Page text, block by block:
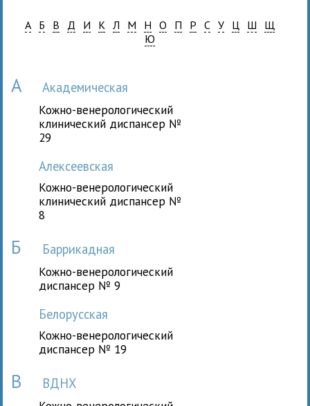
А Б В Д И К Л М Н О П Р С У Ц Ш
Щ
Ю
А Академическая
Кожно-венерологический
клинический диспансер №
29
Алексеевская
Кожно-венерологический
клинический диспансер №
8
Б Баррикадная
Кожно-венерологический
диспансер № 9
Белорусская
Кожно-венерологический
диспансер № 19
В ВДНХ